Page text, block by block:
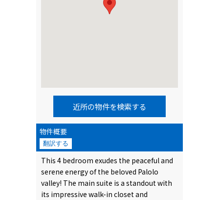
近所の物件を検索する
物件概要
翻訳する
This 4 bedroom exudes the peaceful and
serene energy of the beloved Palolo
valley! The main suite is a standout with
its impressive walk-in closet and